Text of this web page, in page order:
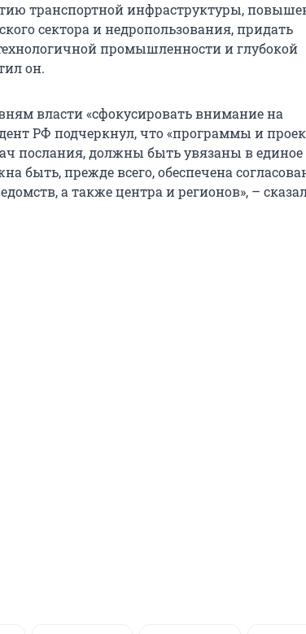
транспортной инфраструктуры,
сектора и недропользования, придать
промышленности и глубокой
он.
власти «сфокусировать внимание на
РФ подчеркнул, что «программы и
послания, должны быть увязаны в единое
быть, прежде всего, обеспечена
а также центра и регионов», –